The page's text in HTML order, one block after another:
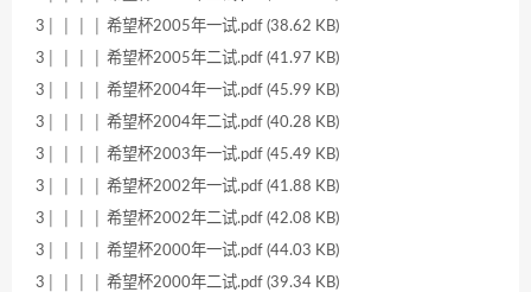
3│ │ │ │ 希望杯2005年一试.pdf (38.62 KB)
3│ │ │ │ 希望杯2005年二试.pdf (41.97 KB)
3│ │ │ │ 希望杯2004年一试.pdf (45.99 KB)
3│ │ │ │ 希望杯2004年二试.pdf (40.28 KB)
3│ │ │ │ 希望杯2003年一试.pdf (45.49 KB)
3│ │ │ │ 希望杯2002年一试.pdf (41.88 KB)
3│ │ │ │ 希望杯2002年二试.pdf (42.08 KB)
3│ │ │ │ 希望杯2000年一试.pdf (44.03 KB)
3│ │ │ │ 希望杯2000年二试.pdf (39.34 KB)